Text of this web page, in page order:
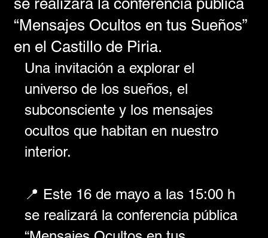
“Mensajes Ocultos en tus Sueños”
en el Castillo de Piria.
Una invitación a explorar el
universo de los sueños, el
subconsciente y los mensajes
ocultos que habitan en nuestro
interior.
📍 Este 16 de mayo a las 15:00 h
se realizará la conferencia pública